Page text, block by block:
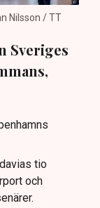
Nilsson / TT
Sveriges
tio
och